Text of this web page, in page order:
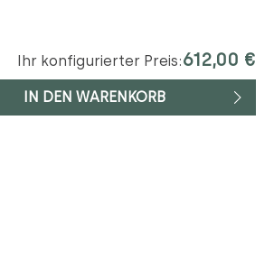
Ihr konfigurierter Preis:612,00 €
IN DEN WARENKORB